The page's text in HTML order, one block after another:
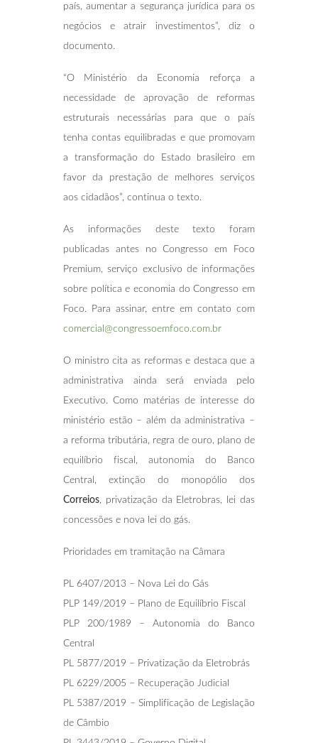
país, aumentar a segurança jurídica para os
negócios e atrair investimentos”, diz o
documento.
“O Ministério da Economia reforça a
necessidade de aprovação de reformas
estruturais necessárias para que o país
tenha contas equilibradas e que promovam
a transformação do Estado brasileiro em
favor da prestação de melhores serviços
aos cidadãos”, continua o texto.
As informações deste texto foram
publicadas antes no Congresso em Foco
Premium, serviço exclusivo de informações
sobre política e economia do Congresso em
Foco. Para assinar, entre em contato com
comercial@congressoemfoco.com.br
O ministro cita as reformas e destaca que a
administrativa ainda será enviada pelo
Executivo. Como matérias de interesse do
ministério estão – além da administrativa –
a reforma tributária, regra de ouro, plano de
equilíbrio fiscal, autonomia do Banco
Central, extinção do monopólio dos
Correios , privatização da Eletrobras, lei das
concessões e nova lei do gás.
Prioridades em tramitação na Câmara
PL 6407/2013 – Nova Lei do Gás
PLP 149/2019 – Plano de Equilíbrio Fiscal
PLP 200/1989 – Autonomia do Banco
Central
PL 5877/2019 – Privatização da Eletrobrás
PL 6229/2005 – Recuperação Judicial
PL 5387/2019 – Simplificação de Legislação
de Câmbio